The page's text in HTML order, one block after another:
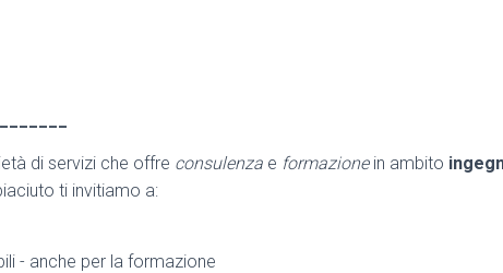
di servizi che offre consulenza e formazionein ambito
ti invitiamo a:
- anche per la formazione